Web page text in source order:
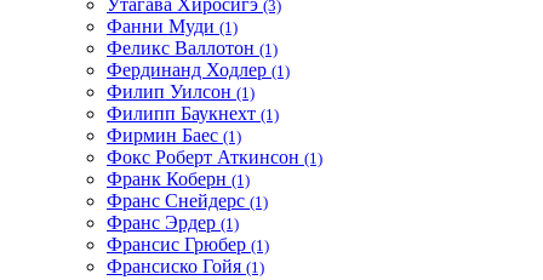
(3)
Фанни Муди (1)
Феликс Валлотон (1)
Фердинанд Ходлер (1)
Филип Уилсон (1)
Филипп Баукнехт (1)
Фирмин Баес (1)
Фокс Роберт Аткинсон (1)
Франк Коберн (1)
Франс Снейдерс (1)
Франс Эрдер (1)
Франсис Грюбер (1)
Франсиско Гойя (1)